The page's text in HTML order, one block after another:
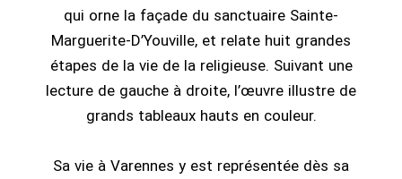
qui orne la façade du sanctuaire Sainte-
Marguerite-D’Youville, et relate huit grandes
étapes de la vie de la religieuse. Suivant une
lecture de gauche à droite, l’œuvre illustre de
grands tableaux hauts en couleur.
Sa vie à Varennes y est représentée dès sa